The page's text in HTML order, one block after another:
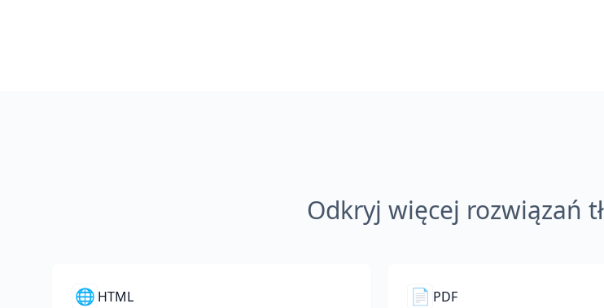
Odkryj więcej rozwiązań
🌐 HTML 📄 PDF